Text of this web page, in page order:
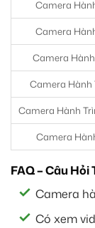
Camera
Camera
Camera
Camera Hành
Camera Hành
Camera
FAQ – Câu
Camera
Có xem